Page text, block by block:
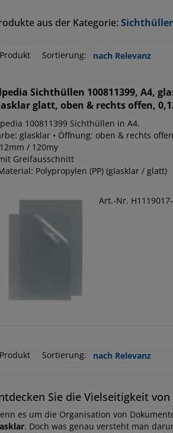
aus der Kategorie:
Sortierung:
Sichthüllen 100811399, A4,
glatt, oben & rechts offen,
100811399 Sichthüllen in A4.
glasklar • Öffnung: oben & rechts
/ 120my
Greifausschnitt
Polypropylen (PP) (glasklar / glatt)
Art.-Nr.
Sortierung:
Sie die Vielseitigkeit
es um die Organisation von
. Doch was genau versteht man